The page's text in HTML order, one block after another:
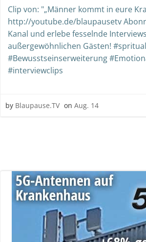
Clip von: "„Männer kommt in eure
http://youtube.de/blaupausetv
Kanal und erlebe fesselnde
außergewöhnlichen Gästen!
#Bewusstseinserweiterung
#interviewclips
by Blaupause.TV on Aug. 14